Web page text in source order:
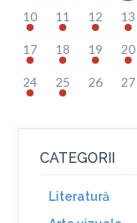
10 11 12 13
17 18 19 20
24 25 26 27
CATEGORII
Literatură